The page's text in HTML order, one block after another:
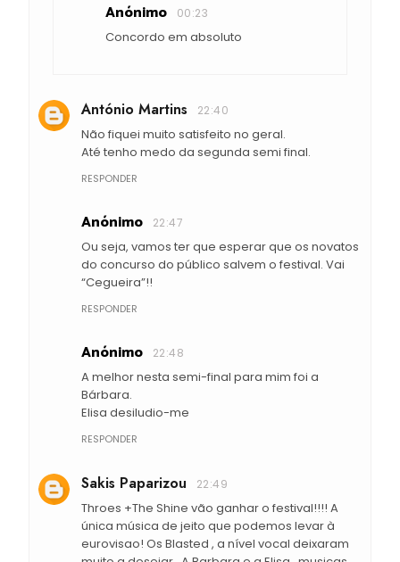
Anónimo 00:23
Concordo em absoluto
António Martins 22:40
Não fiquei muito satisfeito no geral.
Até tenho medo da segunda semi final.
RESPONDER
Anónimo 22:47
Ou seja, vamos ter que esperar que os novatos
do concurso do público salvem o festival. Vai
“Cegueira”!!
RESPONDER
Anónimo 22:48
A melhor nesta semi-final para mim foi a
Bárbara.
Elisa desiludio-me
RESPONDER
Sakis Paparizou 22:49
Throes +The Shine vão ganhar o festival!!!! A
única música de jeito que podemos levar à
eurovisao! Os Blasted , a nível vocal deixaram